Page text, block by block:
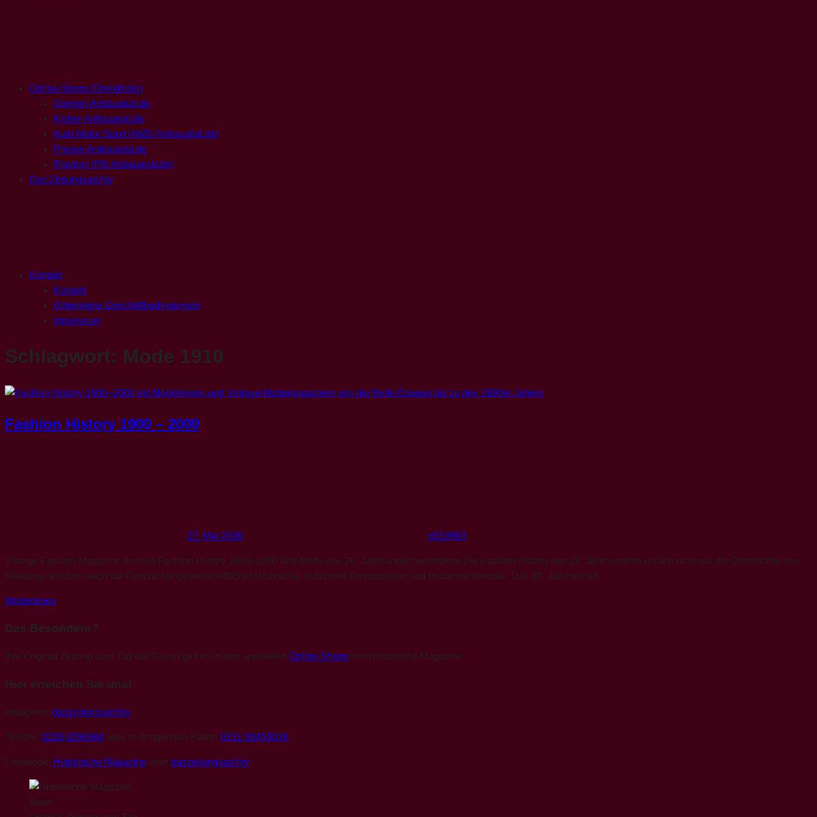
Online-Shops (Direktlinks)
Spiegel-Antiquariat.de
Kicker-Antiquariat.de
Auto Motor Sport (AMS-Antiquariat.de)
Presse-Antiquariat.de
Playboy (PB-Antiquariat.de)
Das Zeitungsarchiv
Kontakt
Kontakt
Allgemeine Geschäftbedingungen
Impressum
Schlagwort: Mode 1910
Fashion History 1900 – 2000
27. Mai 2026 p519963
Vintage Fashion Magazine Archive Fashion History 1900–2000 Wie Mode das 20. Jahrhundert veränderte Die Fashion History des 20. Jahrhunderts erzählt nicht nur die Geschichte von
Kleidung, sondern auch die Geschichte gesellschaftlicher Umbrüche, kultureller Revolutionen und moderner Identität. Das 20. Jahrhundert
Weiterlesen
Das Besondere?
Ihre Original Zeitung vom Tag der Geburt gibt es in den speziellen Online Shops von Historische Magazine.
Hier erreichen Sie uns!
Instagram: daszeitungsarchiv
Telefon: 0228 9296984 oder in dringenden Fällen 0151 58453024
Facebook: Historische Magazine oder daszeitungsarchiv